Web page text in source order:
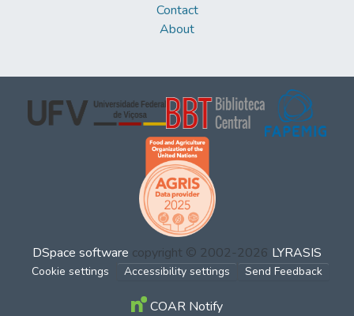
Contact
About
DSpace software copyright © 2002-2026 LYRASIS
Cookie settings Accessibility settings Send Feedback
COAR Notify